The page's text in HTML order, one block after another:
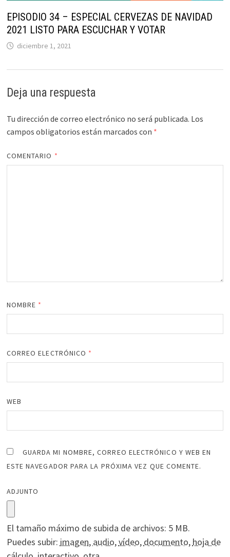
EPISODIO 34 – ESPECIAL CERVEZAS DE NAVIDAD
2021 LISTO PARA ESCUCHAR Y VOTAR
diciembre 1, 2021
Deja una respuesta
Tu dirección de correo electrónico no será publicada. Los
campos obligatorios están marcados con *
COMENTARIO *
NOMBRE *
CORREO ELECTRÓNICO *
WEB
GUARDA MI NOMBRE, CORREO ELECTRÓNICO Y WEB EN
ESTE NAVEGADOR PARA LA PRÓXIMA VEZ QUE COMENTE.
ADJUNTO
El tamaño máximo de subida de archivos: 5 MB.
Puedes subir: imagen, audio,vídeo, documento, hoja de